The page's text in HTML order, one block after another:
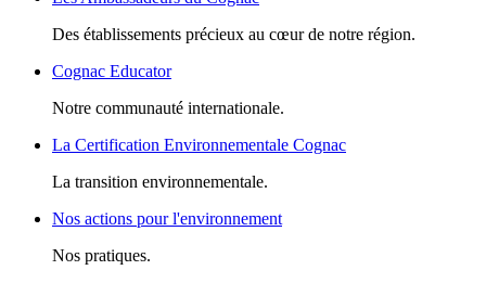
Des établissements précieux au cœur de notre région.
Cognac Educator
Notre communauté internationale.
La Certification Environnementale Cognac
La transition environnementale.
Nos actions pour l'environnement
Nos pratiques.